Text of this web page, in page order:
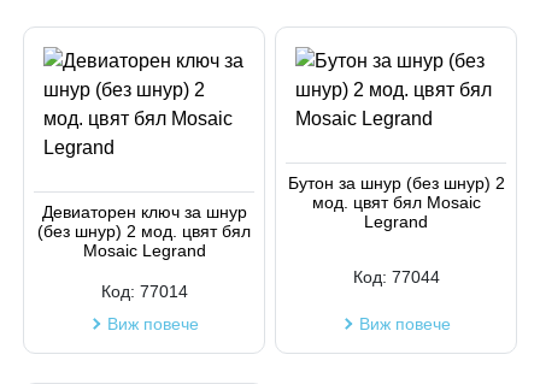
Девиаторен ключ за шнур
(без шнур) 2 мод. цвят бял
Mosaic Legrand
Код: 77014
Виж повече
Бутон за шнур (без шнур) 2
мод. цвят бял Mosaic
Legrand
Код: 77044
Виж повече